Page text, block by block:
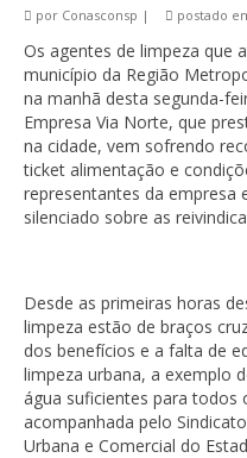
por Conasconsp | postado
Os agentes de limpeza que
município da Região
na manhã desta segunda-
Empresa Via Norte, que
na cidade, vem sofrendo
ticket alimentação e
representantes da empresa
silenciado sobre as
Desde as primeiras horas
limpeza estão de braços
dos benefícios e a falta de
limpeza urbana, a exemplo
água suficientes para todos
acompanhada pelo
Urbana e Comercial do